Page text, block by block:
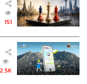
รบกของพลเอก
ำรงตำแหน่งผู้
ความสำคัญอย่างมาก
ที่รัฐบาลจำเป็นต้อง
ำแหน่ง
151
2.5K